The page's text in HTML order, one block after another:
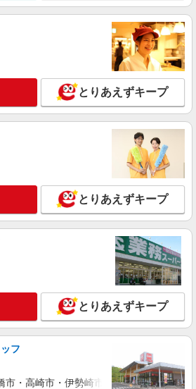
とりあえずキープ
とりあえずキープ
とりあえずキープ
フ
市・高崎市・伊勢崎市・太田市・館林市